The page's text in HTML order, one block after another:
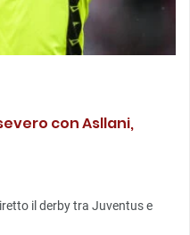
con Asllani,
il derby tra Juventus e